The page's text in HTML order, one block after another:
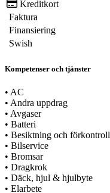
Kreditkort
Faktura
Finansiering
Swish
Kompetenser och tjänster
• AC
• Andra uppdrag
• Avgaser
• Batteri
• Besiktning och förkontroll
• Bilservice
• Bromsar
• Dragkrok
• Däck, hjul & hjulbyte
• Elarbete